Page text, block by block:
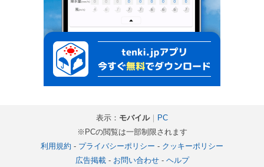
表示： モバイル｜ PC
※PCの閲覧は一部制限されます
利用規約 - プライバシーポリシー - クッキーポリシー
広告掲載- お問い合わせ- ヘルプ